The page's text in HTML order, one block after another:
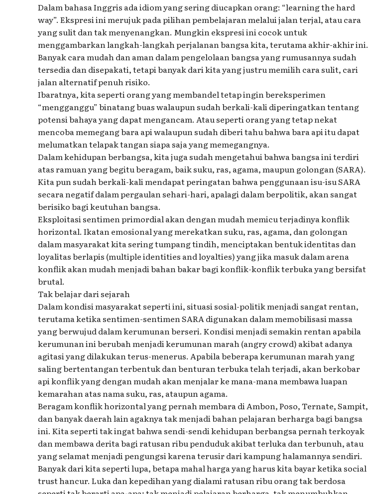
Dalam bahasa Inggris ada idiom yang sering diucapkan orang: “learning the hard
way”. Ekspresi ini merujuk pada pilihan pembelajaran melalui jalan terjal, atau cara
yang sulit dan tak menyenangkan. Mungkin ekspresi ini cocok untuk
menggambarkan langkah-langkah perjalanan bangsa kita, terutama akhir-akhir ini.
Banyak cara mudah dan aman dalam pengelolaan bangsa yang rumusannya sudah
tersedia dan disepakati, tetapi banyak dari kita yang justru memilih cara sulit, cari
jalan alternatif penuh risiko.
Ibaratnya, kita seperti orang yang membandel tetap ingin bereksperimen
“mengganggu” binatang buas walaupun sudah berkali-kali diperingatkan tentang
potensi bahaya yang dapat mengancam. Atau seperti orang yang tetap nekat
mencoba memegang bara api walaupun sudah diberi tahu bahwa bara api itu dapat
melumatkan telapak tangan siapa saja yang memegangnya.
Dalam kehidupan berbangsa, kita juga sudah mengetahui bahwa bangsa ini terdiri
atas ramuan yang begitu beragam, baik suku, ras, agama, maupun golongan (SARA).
Kita pun sudah berkali-kali mendapat peringatan bahwa penggunaan isu-isu SARA
secara negatif dalam pergaulan sehari-hari, apalagi dalam berpolitik, akan sangat
berisiko bagi keutuhan bangsa.
Eksploitasi sentimen primordial akan dengan mudah memicu terjadinya konflik
horizontal. Ikatan emosional yang merekatkan suku, ras, agama, dan golongan
dalam masyarakat kita sering tumpang tindih, menciptakan bentuk identitas dan
loyalitas berlapis (multiple identities and loyalties) yang jika masuk dalam arena
konflik akan mudah menjadi bahan bakar bagi konflik-konflik terbuka yang bersifat
brutal.
Tak belajar dari sejarah
Dalam kondisi masyarakat seperti ini, situasi sosial-politik menjadi sangat rentan,
terutama ketika sentimen-sentimen SARA digunakan dalam memobilisasi massa
yang berwujud dalam kerumunan berseri. Kondisi menjadi semakin rentan apabila
kerumunan ini berubah menjadi kerumunan marah (angry crowd) akibat adanya
agitasi yang dilakukan terus-menerus. Apabila beberapa kerumunan marah yang
saling bertentangan terbentuk dan benturan terbuka telah terjadi, akan berkobar
api konflik yang dengan mudah akan menjalar ke mana-mana membawa luapan
kemarahan atas nama suku, ras, ataupun agama.
Beragam konflik horizontal yang pernah membara di Ambon, Poso, Ternate, Sampit,
dan banyak daerah lain agaknya tak menjadi bahan pelajaran berharga bagi bangsa
ini. Kita seperti tak ingat bahwa sendi-sendi kehidupan berbangsa pernah terkoyak
dan membawa derita bagi ratusan ribu penduduk akibat terluka dan terbunuh, atau
yang selamat menjadi pengungsi karena terusir dari kampung halamannya sendiri.
Banyak dari kita seperti lupa, betapa mahal harga yang harus kita bayar ketika social
trust hancur. Luka dan kepedihan yang dialami ratusan ribu orang tak berdosa